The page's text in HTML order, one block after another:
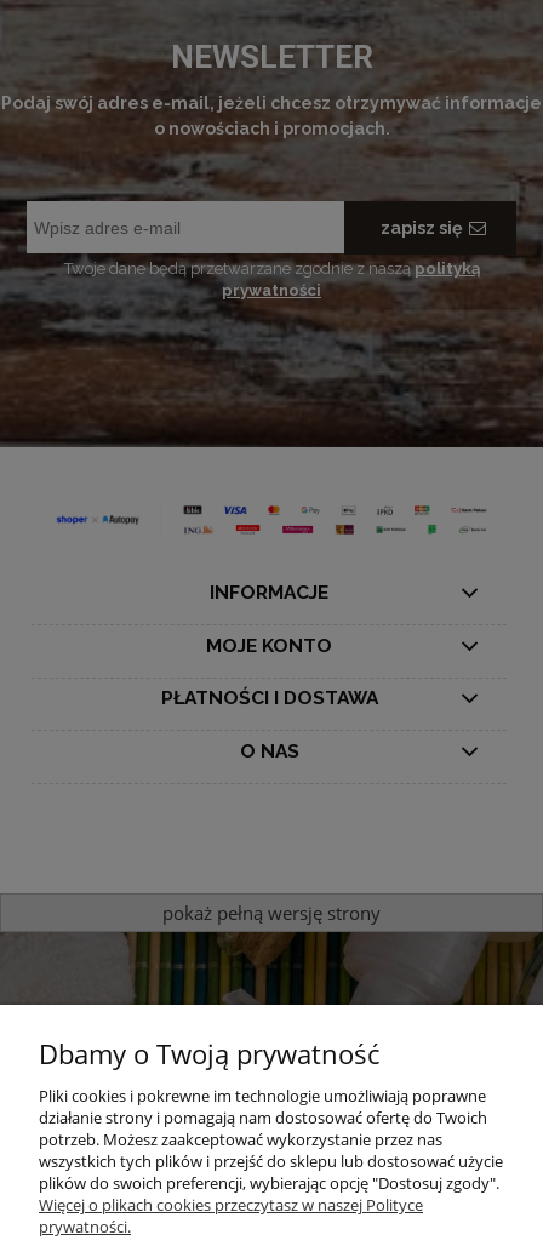
NEWSLETTER
Podaj swój adres e-mail, jeżeli chcesz otrzymywać informacje
o nowościach i promocjach.
zapisz się
Twoje dane będą przetwarzane zgodnie z naszą polityką
prywatności
INFORMACJE
MOJE KONTO
PŁATNOŚCI I DOSTAWA
O NAS
pokaż pełną wersję strony
Sprawdź nasze produkty
zapachowe
Dbamy o Twoją prywatność
Pliki cookies i pokrewne im technologie umożliwiają poprawne
działanie strony i pomagają nam dostosować ofertę do Twoich
potrzeb. Możesz zaakceptować wykorzystanie przez nas
wszystkich tych plików i przejść do sklepu lub dostosować użycie
plików do swoich preferencji, wybierając opcję "Dostosuj zgody".
Więcej o plikach cookies przeczytasz w naszej Polityce
prywatności.